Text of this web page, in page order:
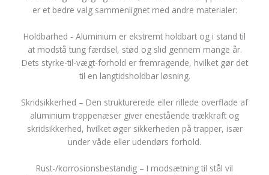
er et bedre valg sammenlignet med andre materialer:
Holdbarhed - Aluminium er ekstremt holdbart og i stand til
at modstå tung færdsel, stød og slid gennem mange år.
Dets styrke-til-vægt-forhold er fremragende, hvilket gør det
til en langtidsholdbar løsning.
Skridsikkerhed – Den strukturerede eller rillede overflade af
aluminium trappenæser giver enestående trækkraft og
skridsikkerhed, hvilket øger sikkerheden på trapper, især
under våde eller udendørs forhold.
Rust-/korrosionsbestandig – I modsætning til stål vil